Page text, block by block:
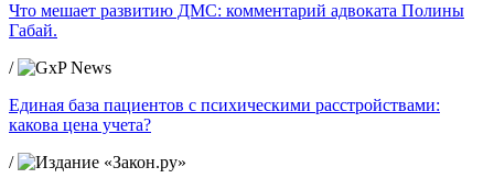
Что мешает развитию ДМС: комментарий адвоката Полины
Габай.
/
Единая база пациентов с психическими расстройствами:
какова цена учета?
/